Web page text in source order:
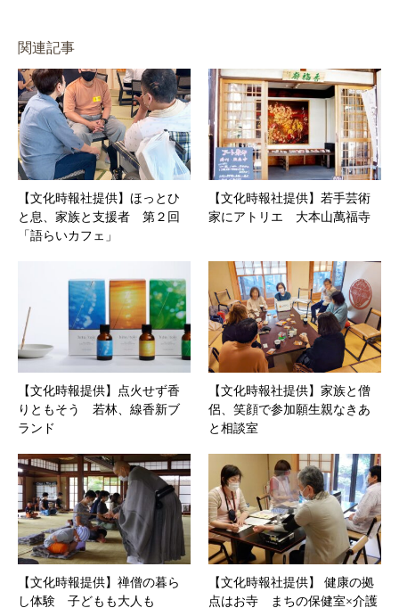
関連記事
【文化時報社提供】ほっとひ
と息、家族と支援者 第２回
「語らいカフェ」
【文化時報社提供】若手芸術
家にアトリエ 大本山萬福寺
【文化時報提供】点火せず香
りともそう 若林、線香新ブ
ランド
【文化時報社提供】家族と僧
侶、笑顔で参加願生親なきあ
と相談室
【文化時報提供】禅僧の暮ら
し体験 子どもも大人も
【文化時報社提供】 健康の拠
点はお寺 まちの保健室×介護